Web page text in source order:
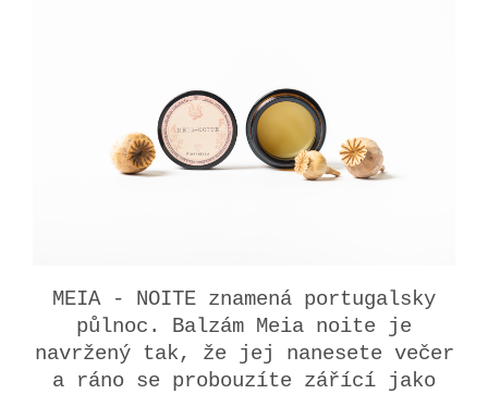
MEIA - NOITE znamená portugalsky
půlnoc. Balzám Meia noite je
navržený tak, že jej nanesete večer
a ráno se probouzíte zářící jako